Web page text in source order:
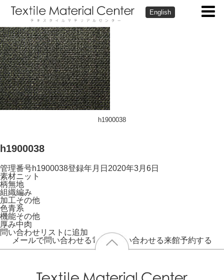
English
h1900038
h1900038
管理番号h1900038登録年月日 2020年3月6日
素材ニット
柄無地
組織編み
加工その他
色青系
機能その他
厚み中肉
問い合わせリストに追加
メールで問い合わせる電話で問い合わせる来館予約する